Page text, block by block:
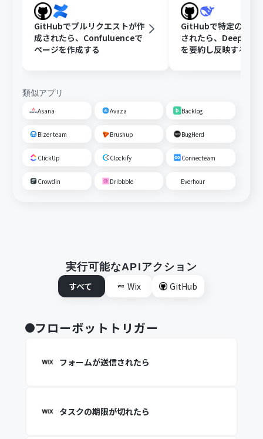
GitHubでプルリクエストが作
成されたら、Confuluenceで
ページを作成する
GitHubで特定の
されたら、
を要約し反映する
類似アプリ
Asana Avaza Backlog
Bizer team Brushup BugHerd
ClickUp Clockify Connecteam
Crowdin Dribbble Everhour
実行可能なAPIアクション
すべて
Wix GitHub
フローボットトリガー
フォームが送信されたら
タスクの期限が切れたら